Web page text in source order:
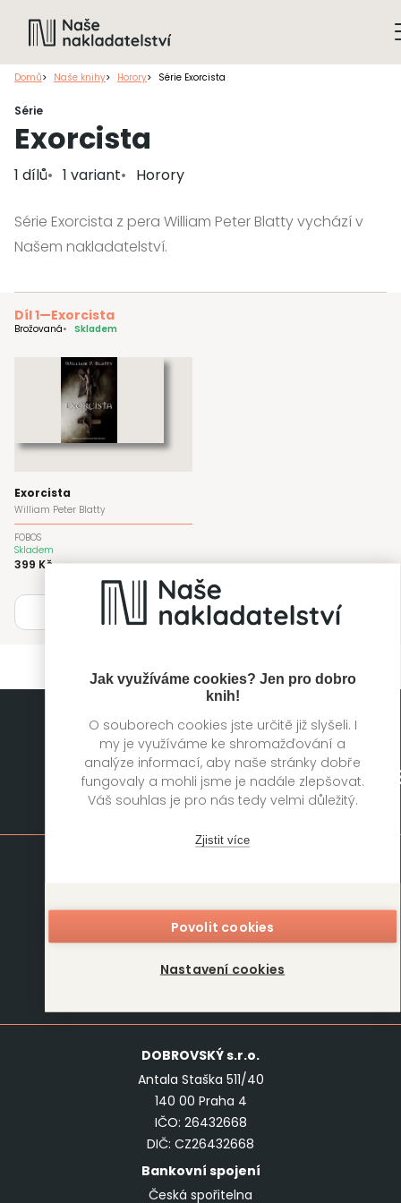
Jak využíváme cookies? Jen pro dobro
knih!
O souborech cookies jste určitě již slyšeli. I
my je využíváme ke shromažďování a
analýze informací, aby naše stránky dobře
fungovaly a mohli jsme je nadále zlepšovat.
Váš souhlas je pro nás tedy velmi důležitý.
Zjistit více
Povolit cookies
Nastavení cookies
Domů Naše knihy Horory Série Exorcista
Série
Exorcista
1 dílů 1 variant Horory
Série Exorcista z pera William Peter Blatty vychází v
Našem nakladatelství.
Díl 1—Exorcista
Brožovaná Skladem
Exorcista
William Peter Blatty
FOBOS
Skladem
399 Kč
Zabalit
Mapa stránek
Kariéra
Kontakt
DOBROVSKÝs.r.o.
Antala Staška 511/40
140 00 Praha 4
IČO: 26432668
DIČ: CZ26432668
Bankovní spojení
Česká spořitelna